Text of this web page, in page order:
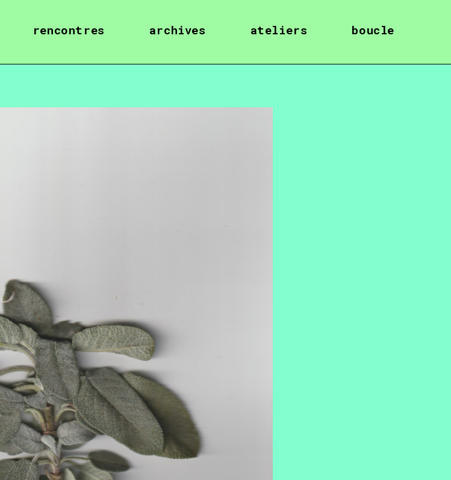
rencontres archives ateliers boucle